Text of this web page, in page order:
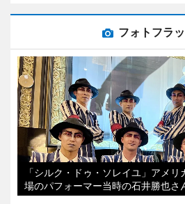
フォトフラ
「シルク・ドゥ・ソレイユ」アメ
場のパフォーマー当時の石井勝也さ